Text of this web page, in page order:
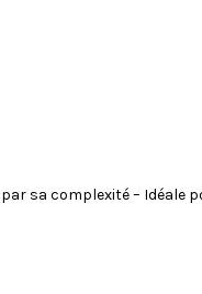
sa complexité – Idéale